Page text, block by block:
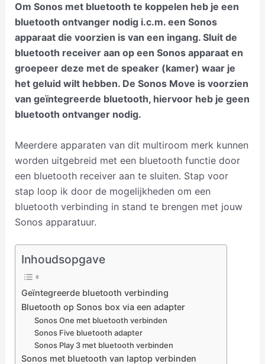
Om Sonos met bluetooth te koppelen heb je een
bluetooth ontvanger nodig i.c.m. een Sonos
apparaat die voorzien is van een ingang. Sluit de
bluetooth receiver aan op een Sonos apparaat en
groepeer deze met de speaker (kamer) waar je
het geluid wilt hebben. De Sonos Move is voorzien
van geïntegreerde bluetooth, hiervoor heb je geen
bluetooth ontvanger nodig.
Meerdere apparaten van dit multiroom merk kunnen
worden uitgebreid met een bluetooth functie door
een bluetooth receiver aan te sluiten. Stap voor
stap loop ik door de mogelijkheden om een
bluetooth verbinding in stand te brengen met jouw
Sonos apparatuur.
Inhoudsopgave
Geïntegreerde bluetooth verbinding
Bluetooth op Sonos box via een adapter
Sonos One met bluetooth verbinden
Sonos Five bluetooth adapter
Sonos Play 3 met bluetooth verbinden
Sonos met bluetooth van laptop verbinden